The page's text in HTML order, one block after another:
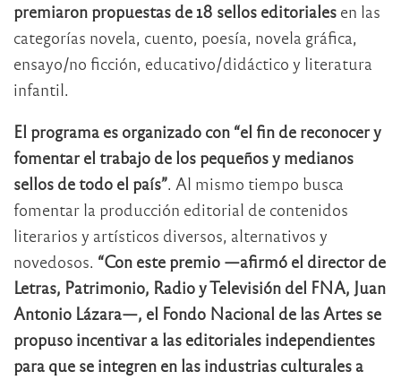
premiaron propuestas de 18 sellos editoriales en las
categorías novela, cuento, poesía, novela gráfica,
ensayo/no ficción, educativo/didáctico y literatura
infantil.
El programa es organizado con “el fin de reconocer y
fomentar el trabajo de los pequeños y medianos
sellos de todo el país”. Al mismo tiempo busca
fomentar la producción editorial de contenidos
literarios y artísticos diversos, alternativos y
novedosos. “Con este premio —afirmó el director de
Letras, Patrimonio, Radio y Televisión del FNA, Juan
Antonio Lázara—, el Fondo Nacional de las Artes se
propuso incentivar a las editoriales independientes
para que se integren en las industrias culturales a